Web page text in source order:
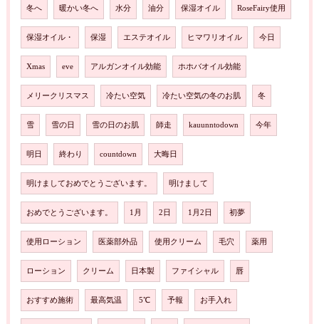
冬へ 暖かい冬へ 水分 油分 保湿オイル RoseFairy使用
保湿オイル・ 保湿 エステオイル ヒマワリオイル 今日
Xmas eve アルガンオイル効能 ホホバオイル効能
メリークリスマス 冷たい空気 冷たい空気の冬のお肌 冬
雪 雪の日 雪の日のお肌 師走 kauunntodown 今年
明日 終わり countdown 大晦日
明けましておめでとうございます。 明けまして
おめでとうございます。 1月 2日 1月2日 初夢
使用ローション 医薬部外品 使用クリーム 毛穴 薬用
ローション クリーム 日本製 ファイシャル 唇
おすすめ施術 最高気温 5℃ 予報 お手入れ